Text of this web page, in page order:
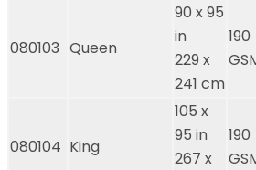
080103 Queen
90 x 95
in
229 x
241 cm
190
080104 King
105 x
95 in
267 x
190